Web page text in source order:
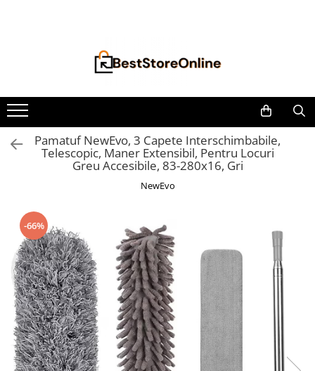
Accesorii aparate climatizare
Accesorii console gaming
Accesorii si Piese Aspiratoare
Aspiratoare Universale
Dyson
iRobot Roomba
Philips
Tefal Rowenta X-Force Flex
Xiaomi Roborock
Aspiratoare
Auto Moto
Accesorii auto interioare
Aspiratoare Auto
Produse Cosmetica Auto
Pamatuf NewEvo, 3 Capete Interschimbabile,
Telescopic, Maner Extensibil, Pentru Locuri
Greu Accesibile, 83-280x16, Gri
NewEvo
-66%